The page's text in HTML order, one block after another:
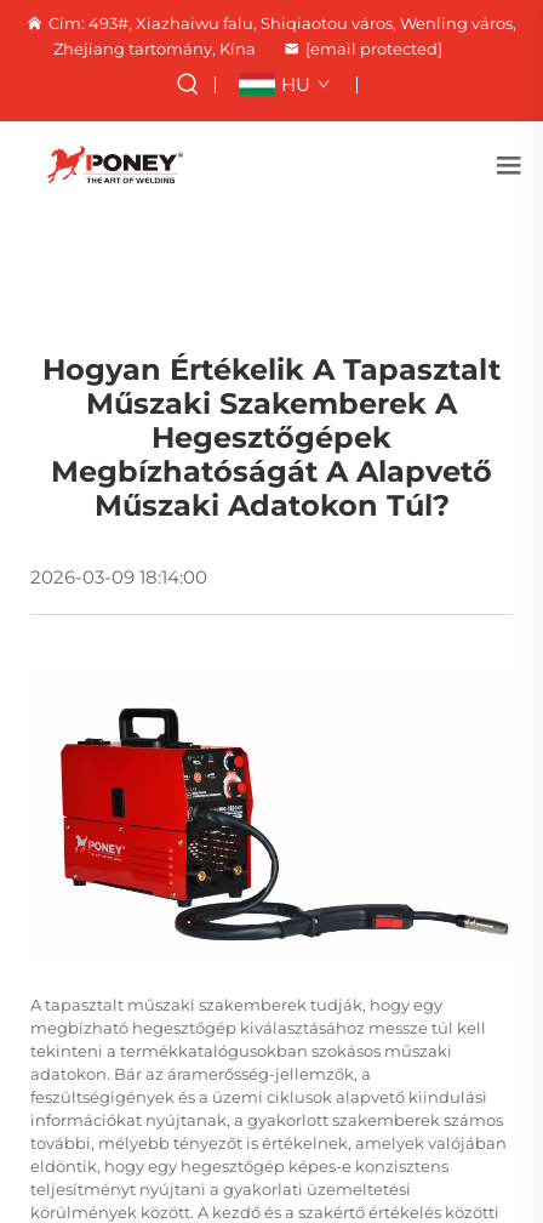
Cím: 493#, Xiazhaiwu falu, Shiqiaotou város, Wenling város,
Zhejiang tartomány, Kína
[email protected]
HU
Hogyan Értékelik A Tapasztalt
Műszaki Szakemberek A
Hegesztőgépek
Megbízhatóságát A Alapvető
Műszaki Adatokon Túl?
2026-03-09 18:14:00
A tapasztalt műszaki szakemberek tudják, hogy egy
megbízható hegesztőgép kiválasztásához messze túl kell
tekinteni a termékkatalógusokban szokásos műszaki
adatokon. Bár az áramerősség-jellemzők, a
feszültségigények és a üzemi ciklusok alapvető kiindulási
információkat nyújtanak, a gyakorlott szakemberek számos
további, mélyebb tényezőt is értékelnek, amelyek valójában
eldöntik, hogy egy hegesztőgép képes-e konzisztens
teljesítményt nyújtani a gyakorlati üzemeltetési
körülmények között. A kezdő és a szakértő értékelés közötti